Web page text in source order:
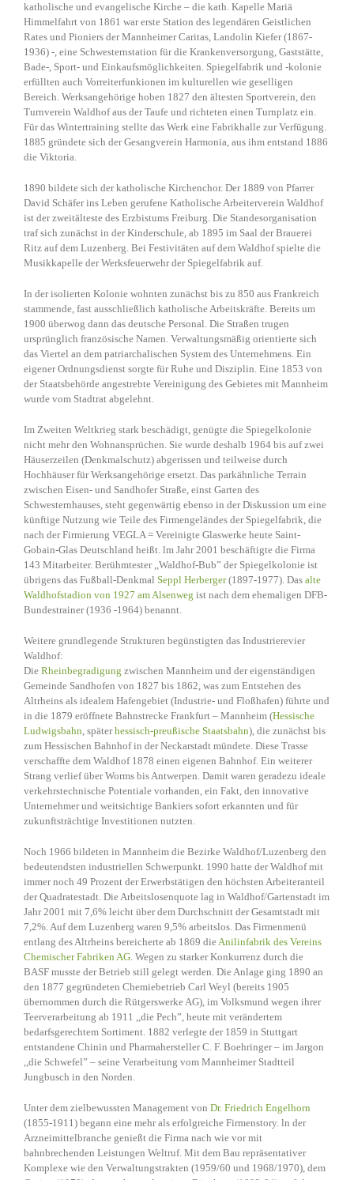
katholische und evangelische Kirche – die kath. Kapelle Mariä
Himmelfahrt von 1861 war erste Station des legendären Geistlichen
Rates und Pioniers der Mannheimer Caritas, Landolin Kiefer (1867-
1936) -, eine Schwesternstation für die Krankenversorgung, Gaststätte,
Bade-, Sport- und Einkaufsmöglichkeiten. Spiegelfabrik und -kolonie
erfüllten auch Vorreiterfunkionen im kulturellen wie geselligen
Bereich. Werksangehörige hoben 1827 den ältesten Sportverein, den
Turnverein Waldhof aus der Taufe und richteten einen Turnplatz ein.
Für das Wintertraining stellte das Werk eine Fabrikhalle zur Verfügung.
1885 gründete sich der Gesangverein Harmonia, aus ihm entstand 1886
die Viktoria.
1890 bildete sich der katholische Kirchenchor. Der 1889 von Pfarrer
David Schäfer ins Leben gerufene Katholische Arbeiterverein Waldhof
ist der zweitälteste des Erzbistums Freiburg. Die Standesorganisation
traf sich zunächst in der Kinderschule, ab 1895 im Saal der Brauerei
Ritz auf dem Luzenberg. Bei Festivitäten auf dem Waldhof spielte die
Musikkapelle der Werksfeuerwehr der Spiegelfabrik auf.
In der isolierten Kolonie wohnten zunächst bis zu 850 aus Frankreich
stammende, fast ausschließlich katholische Arbeitskräfte. Bereits um
1900 überwog dann das deutsche Personal. Die Straßen trugen
ursprünglich französische Namen. Verwaltungsmäßig orientierte sich
das Viertel an dem patriarchalischen System des Unternehmens. Ein
eigener Ordnungsdienst sorgte für Ruhe und Disziplin. Eine 1853 von
der Staatsbehörde angestrebte Vereinigung des Gebietes mit Mannheim
wurde vom Stadtrat abgelehnt.
Im Zweiten Weltkrieg stark beschädigt, genügte die Spiegelkolonie
nicht mehr den Wohnansprüchen. Sie wurde deshalb 1964 bis auf zwei
Häuserzeilen (Denkmalschutz) abgerissen und teilweise durch
Hochhäuser für Werksangehörige ersetzt. Das parkähnliche Terrain
zwischen Eisen- und Sandhofer Straße, einst Garten des
Schwesternhauses, steht gegenwärtig ebenso in der Diskussion um eine
künftige Nutzung wie Teile des Firmengeländes der Spiegelfabrik, die
nach der Firmierung VEGLA = Vereinigte Glaswerke heute Saint-
Gobain-Glas Deutschland heißt. lm Jahr 2001 beschäftigte die Firma
143 Mitarbeiter. Berühmtester ,,Waldhof-Bub” der Spiegelkolonie ist
übrigens das Fußball-Denkmal Seppl Herberger(1897-1977). Das alte
Waldhofstadion von 1927 am Alsenweg ist nach dem ehemaligen DFB-
Bundestrainer (1936 -1964) benannt.
Weitere grundlegende Strukturen begünstigten das Industrierevier
Waldhof:
Die Rheinbegradigung zwischen Mannheim und der eigenständigen
Gemeinde Sandhofen von 1827 bis 1862, was zum Entstehen des
Altrheins als idealem Hafengebiet (Industrie- und Floßhafen) führte und
in die 1879 eröffnete Bahnstrecke Frankfurt – Mannheim (Hessische
Ludwigsbahn, späterhessisch-preußische Staatsbahn), die zunächst bis
zum Hessischen Bahnhof in der Neckarstadt mündete. Diese Trasse
verschaffte dem Waldhof 1878 einen eigenen Bahnhof. Ein weiterer
Strang verlief über Worms bis Antwerpen. Damit waren geradezu ideale
verkehrstechnische Potentiale vorhanden, ein Fakt, den innovative
Unternehmer und weitsichtige Bankiers sofort erkannten und für
zukunftsträchtige Investitionen nutzten.
Noch 1966 bildeten in Mannheim die Bezirke Waldhof/Luzenberg den
bedeutendsten industriellen Schwerpunkt. 1990 hatte der Waldhof mit
immer noch 49 Prozent der Erwerbstätigen den höchsten Arbeiteranteil
der Quadratestadt. Die Arbeitslosenquote lag in Waldhof/Gartenstadt im
Jahr 2001 mit 7,6% leicht über dem Durchschnitt der Gesamtstadt mit
7,2%. Auf dem Luzenberg waren 9,5% arbeitslos. Das Firmenmenü
entlang des Altrheins bereicherte ab 1869 dieAnilinfabrik des Vereins
Chemischer Fabriken AG. Wegen zu starker Konkurrenz durch die
BASF musste der Betrieb still gelegt werden. Die Anlage ging 1890 an
den 1877 gegründeten Chemiebetrieb Carl Weyl (bereits 1905
übernommen durch die Rütgerswerke AG), im Volksmund wegen ihrer
Teerverarbeitung ab 1911 ,,die Pech”, heute mit verändertem
bedarfsgerechtem Sortiment. 1882 verlegte der 1859 in Stuttgart
entstandene Chinin und Pharmahersteller C. F. Boehringer – im Jargon
,,die Schwefel” – seine Verarbeitung vom Mannheimer Stadtteil
Jungbusch in den Norden.
Unter dem zielbewussten Management von Dr. Friedrich Engelhorn
(1855-1911) begann eine mehr als erfolgreiche Firmenstory. ln der
Arzneimittelbranche genießt die Firma nach wie vor mit
bahnbrechenden Leistungen Weltruf. Mit dem Bau repräsentativer
Komplexe wie den Verwaltungstrakten (1959/60 und 1968/1970), dem